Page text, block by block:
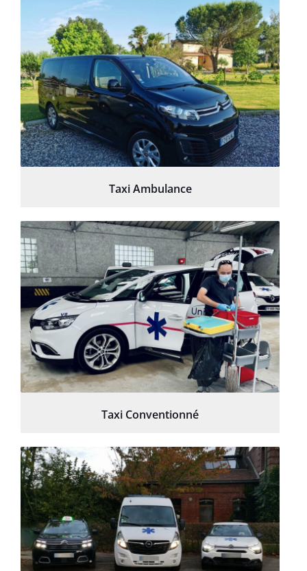
Taxi Ambulance
Taxi Conventionné